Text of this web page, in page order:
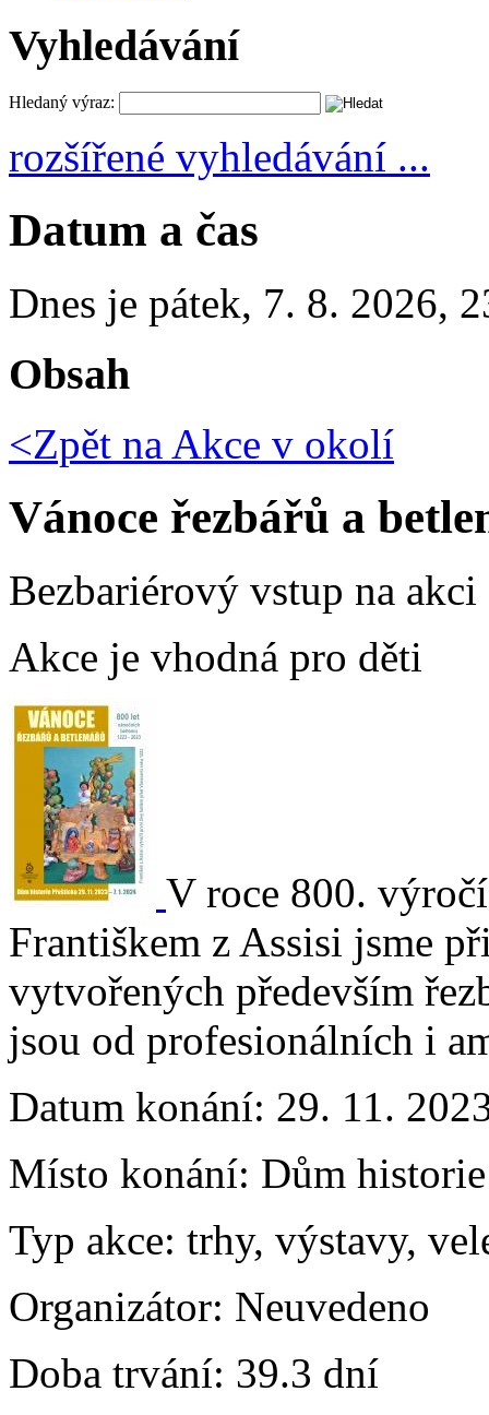
Vyhledávání
Hledaný výraz:
rozšířené vyhledávání ...
Datum a čas
Dnes je pátek, 7. 8. 2026,
Obsah
<Zpět na Akce v okolí
Vánoce řezbářů a
Bezbariérový vstup na akci
Akce je vhodná pro děti
V roce 800.
Františkem z Assisi jsme
vytvořených především
jsou od profesionálních i
Datum konání: 29. 11.
Místo konání: Dům
Typ akce: trhy, výstavy,
Organizátor: Neuvedeno
Doba trvání: 39.3 dní